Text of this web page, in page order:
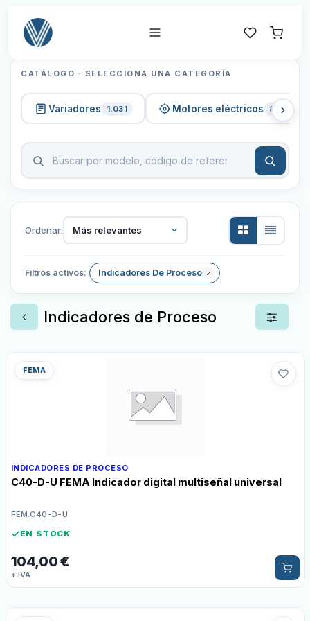
CATÁLOGO · SELECCIONA UNA CATEGORÍA
Variadores 1.031 Motores eléctricos 820
Ordenar: Más relevantes
Filtros activos: Indicadores De Proceso
Indicadores de Proceso
FEMA
INDICADORES DE PROCESO
C40-D-U FEMA Indicador digital multiseñal universal
FEM.C40-D-U
EN STOCK
104,00€
+ IVA